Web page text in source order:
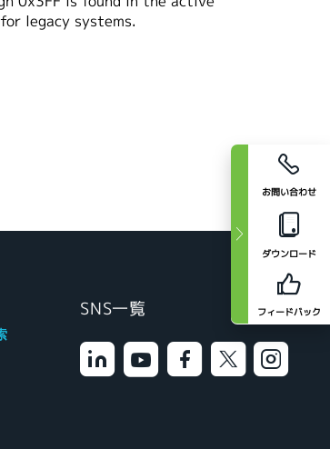
お問い合わせ
ダウンロード
フィードバック
legacy systems.
SNS一覧